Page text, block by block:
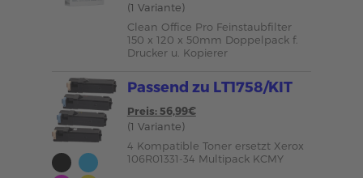
(1 Variante)
Clean Office Pro Feinstaubfilter
150 x 120 x 50mm Doppelpack f.
Drucker u. Kopierer
Passend zu LT1758/KIT
Preis: 56,99€
(1 Variante)
4 Kompatible Toner ersetzt Xerox
106R01331-34 Multipack KCMY